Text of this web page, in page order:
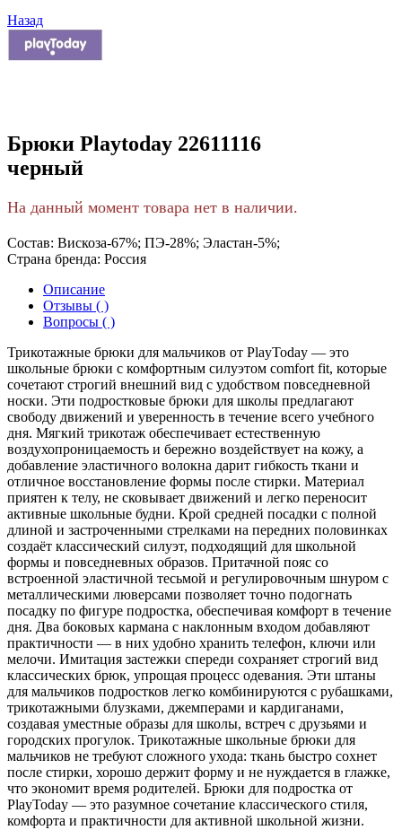
Назад
Брюки Playtoday 22611116
черный
На данный момент товара нет в наличии.
Состав: Вискоза-67%; ПЭ-28%; Эластан-5%;
Страна бренда: Россия
Описание
Отзывы ( )
Вопросы ( )
Трикотажные брюки для мальчиков от PlayToday — это
школьные брюки с комфортным силуэтом comfort fit, которые
сочетают строгий внешний вид с удобством повседневной
носки. Эти подростковые брюки для школы предлагают
свободу движений и уверенность в течение всего учебного
дня. Мягкий трикотаж обеспечивает естественную
воздухопроницаемость и бережно воздействует на кожу, а
добавление эластичного волокна дарит гибкость ткани и
отличное восстановление формы после стирки. Материал
приятен к телу, не сковывает движений и легко переносит
активные школьные будни. Крой средней посадки с полной
длиной и застроченными стрелками на передних половинках
создаёт классический силуэт, подходящий для школьной
формы и повседневных образов. Притачной пояс со
встроенной эластичной тесьмой и регулировочным шнуром с
металлическими люверсами позволяет точно подогнать
посадку по фигуре подростка, обеспечивая комфорт в течение
дня. Два боковых кармана с наклонным входом добавляют
практичности — в них удобно хранить телефон, ключи или
мелочи. Имитация застежки спереди сохраняет строгий вид
классических брюк, упрощая процесс одевания. Эти штаны
для мальчиков подростков легко комбинируются с рубашками,
трикотажными блузками, джемперами и кардиганами,
создавая уместные образы для школы, встреч с друзьями и
городских прогулок. Трикотажные школьные брюки для
мальчиков не требуют сложного ухода: ткань быстро сохнет
после стирки, хорошо держит форму и не нуждается в глажке,
что экономит время родителей. Брюки для подростка от
PlayToday — это разумное сочетание классического стиля,
комфорта и практичности для активной школьной жизни.